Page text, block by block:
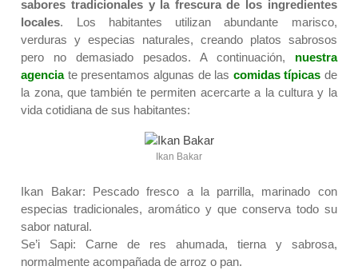
sabores tradicionales y la frescura de los ingredientes
locales. Los habitantes utilizan abundante marisco,
verduras y especias naturales, creando platos sabrosos
pero no demasiado pesados. A continuación, nuestra
agenciate presentamos algunas de las comidas típicas de
la zona, que también te permiten acercarte a la cultura y la
vida cotidiana de sus habitantes:
Ikan Bakar
Ikan Bakar: Pescado fresco a la parrilla, marinado con
especias tradicionales, aromático y que conserva todo su
sabor natural.
Se’i Sapi: Carne de res ahumada, tierna y sabrosa,
normalmente acompañada de arroz o pan.